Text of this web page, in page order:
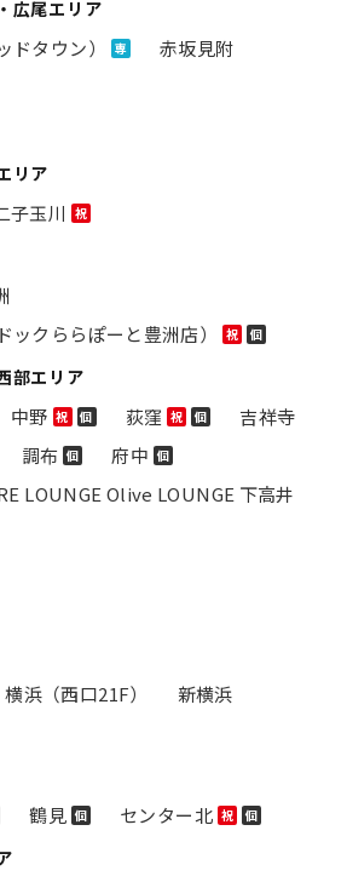
広尾エリア
ドタウン） 専 赤坂見附
リア
子玉川 祝
ックららぽーと豊洲店）
祝 個
部エリア
中野 祝 個 荻窪 祝 個
吉祥寺
調布 個 府中 個
LOUNGE Olive LOUNGE 下高井
横浜（西口21F）
新横浜
鶴見 個 センター北 祝 個